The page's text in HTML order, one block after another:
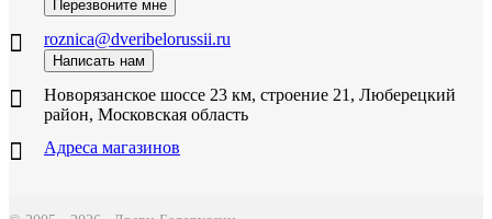
Перезвоните мне
roznica@dveribelorussii.ru
Написать нам
Новорязанское шоссе 23 км, строение 21, Люберецкий
район, Московская область
Адреса магазинов